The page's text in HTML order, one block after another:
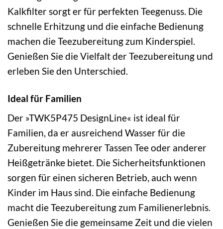
Kalkfilter sorgt er für perfekten Teegenuss. Die
schnelle Erhitzung und die einfache Bedienung
machen die Teezubereitung zum Kinderspiel.
Genießen Sie die Vielfalt der Teezubereitung und
erleben Sie den Unterschied.
Ideal für Familien
Der »TWK5P475 DesignLine« ist ideal für
Familien, da er ausreichend Wasser für die
Zubereitung mehrerer Tassen Tee oder anderer
Heißgetränke bietet. Die Sicherheitsfunktionen
sorgen für einen sicheren Betrieb, auch wenn
Kinder im Haus sind. Die einfache Bedienung
macht die Teezubereitung zum Familienerlebnis.
Genießen Sie die gemeinsame Zeit und die vielen